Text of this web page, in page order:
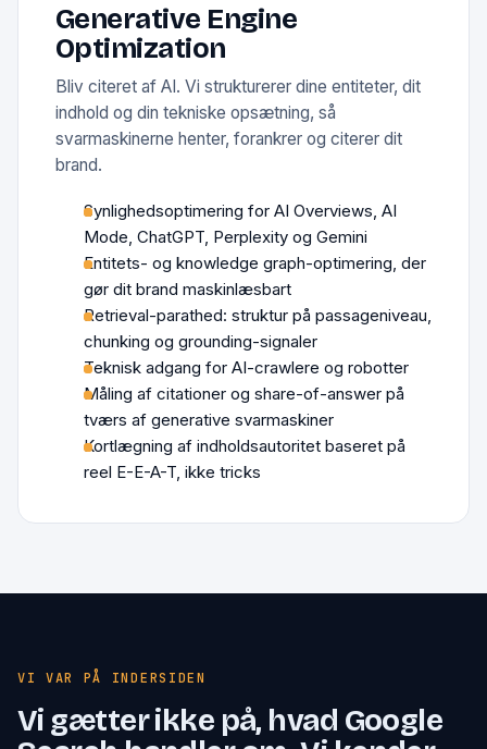
Generative Engine
Optimization
Bliv citeret af AI. Vi strukturerer dine entiteter, dit
indhold og din tekniske opsætning, så
svarmaskinerne henter, forankrer og citerer dit
brand.
Synlighedsoptimering for AI Overviews, AI
Mode, ChatGPT, Perplexity og Gemini
Entitets- og knowledge graph-optimering, der
gør dit brand maskinlæsbart
Retrieval-parathed: struktur på passageniveau,
chunking og grounding-signaler
Teknisk adgang for AI-crawlere og robotter
Måling af citationer og share-of-answer på
tværs af generative svarmaskiner
Kortlægning af indholdsautoritet baseret på
reel E-E-A-T, ikke tricks
VI VAR PÅ INDERSIDEN
Vi gætter ikke på, hvad Google